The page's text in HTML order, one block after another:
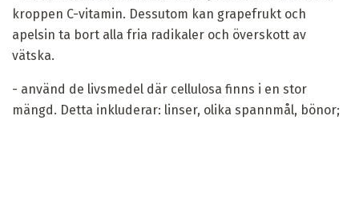
kroppen C-vitamin. Dessutom kan grapefrukt och
apelsin ta bort alla fria radikaler och överskott av
vätska.
- använd de livsmedel där cellulosa finns i en stor
mängd. Detta inkluderar: linser, olika spannmål, bönor;